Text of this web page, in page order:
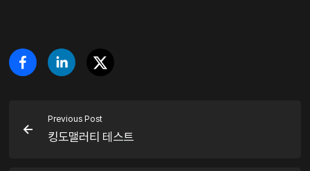
Previous Post
킹도맬러티 테스트